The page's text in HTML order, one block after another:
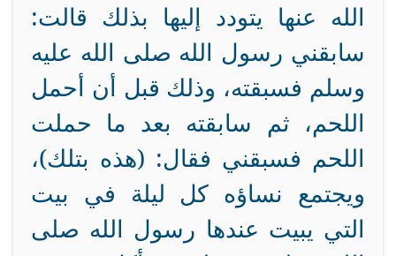
الله عنها يتودد إليها بذلك قالت:
سابقني رسول الله صلى الله عليه
وسلم فسبقته، وذلك قبل أن أحمل
اللحم، ثم سابقته بعد ما حملت
اللحم فسبقني فقال: (هذه بتلك)،
ويجتمع نساؤه كل ليلة في بيت
التي يبيت عندها رسول الله صلى